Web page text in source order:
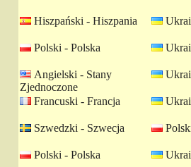
Hiszpański - Hiszpania
Polski - Polska
Angielski - Stany
Zjednoczone
Francuski - Francja
Szwedzki - Szwecja
Polski - Polska